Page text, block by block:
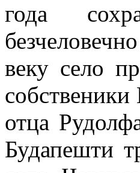
года
веку село
отца
Будапешти